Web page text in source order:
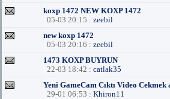
koxp 1472 NEW KOXP 1472
05-03 20:15 : zeebil
new koxp 1472
05-03 20:16 : zeebil
1473 KOXP BUYRUN
22-03 18:42 : catlak35
Yeni GameCam Cıktı Video
29-01 06:53 : Khiron11